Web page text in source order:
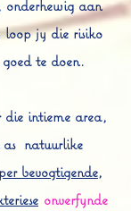
, onderhewig aan
loop jy die risiko
te doen.
die intieme area,
natuurlike
bevogtigende,
onverfynde